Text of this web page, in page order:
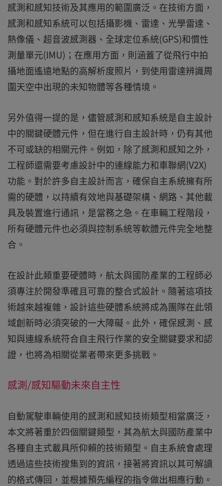
感測和感知技術及其應用的範圍廣泛。在技術方面，
感測和感知系統可以包括攝影機、雷達、光學雷達、
熱像儀、超音波感測器、全球定位系統(GPS)和慣性
測量單元(IMU)；在應用方面，則涵蓋了從飛行中拍
攝地面遙遠地點的高解析度照片，到使用雷達辨識周
圍天空中出現的未知物體等各種情境。
另外值得一提的是，儘管感測和感知系統是自主設計
中的關鍵硬體元件，但在進行自主設計時，仍有其他
不可或缺的相關元件。例如，除了感測和感知之外，
工程師還需要考慮設計中的連線能力和車聯網(V2X)
功能。對於許多自主設計而言，確保自主系統擁有所
需的硬體，以持續有效地與基礎架構、網路、其他載
具及裝置進行通訊，是當務之急。在車輛工程階段，
所有硬體元件也必須與控制系統等軟體元件完全地整
合。
在設計此類重要硬體時，航太與國防產業的工程師必
須專注於開發準確且可靠的整合式設計。隨著這項技
術越來越複雜，設計這些硬體系統將成為團隊在此領
域創新時必須突破的一大障礙。此外，確保感測、感
知與連線系統符合自主飛行作業的安全關鍵要求和認
證，也將為相關從業者帶來更多挑戰。
感測/感知驅動未來自主性
自動駕駛車輛使用的感測和感知技術類型相當廣泛，
本文將著重於四個關鍵類型，其為航太與國防產業中
各種自主式載具所仰賴的技術類型。自主系統會處理
透過這些技術搜集到的資訊，接著將資訊以其可解讀
的格式傳回，並根據預先編程的指令做出相應行動。